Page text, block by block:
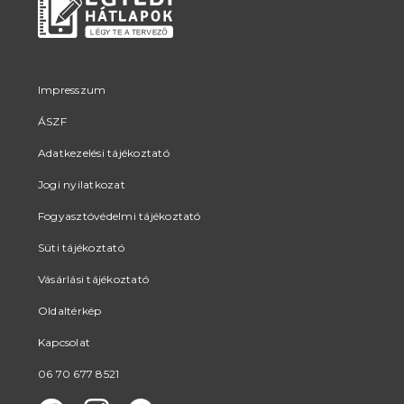
Impresszum
ÁSZF
Adatkezelési tájékoztató
Jogi nyilatkozat
Fogyasztóvédelmi tájékoztató
Süti tájékoztató
Vásárlási tájékoztató
Oldaltérkép
Kapcsolat
06 70 677 8521